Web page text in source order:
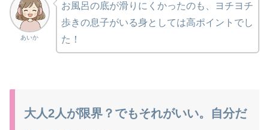
あいか
お風呂の底が滑りにくかったのも、ヨチヨチ
歩きの息子がいる身としては高ポイントでし
た！
大人2人が限界？でもそれがいい。自分だ